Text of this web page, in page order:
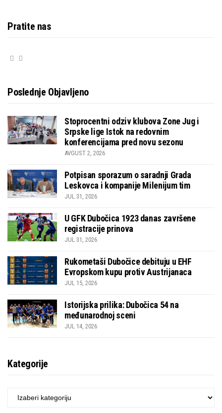
Pratite nas
Poslednje Objavljeno
Stoprocentni odziv klubova Zone Jug i
Srpske lige Istok na redovnim
konferencijama pred novu sezonu
AVGUST 2, 2026
Potpisan sporazum o saradnji Grada
Leskovca i kompanije Milenijum tim
JUL 31, 2026
U GFK Dubočica 1923 danas završene
registracije prinova
JUL 31, 2026
Rukometaši Dubočice debituju u EHF
Evropskom kupu protiv Austrijanaca
JUL 15, 2026
Istorijska prilika: Dubočica 54 na
međunarodnoj sceni
JUL 14, 2026
Kategorije
KATEGORIJE